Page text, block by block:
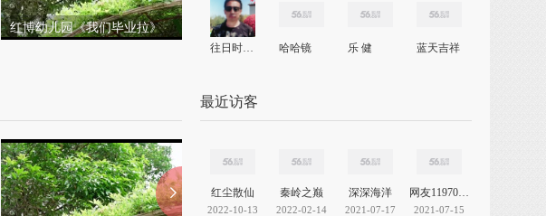
红博幼儿园《我们毕业拉》
往日时光SH 哈哈镜 乐 健 蓝天吉祥
最近访客
红尘散仙
2022-10-13
秦岭之巅
2022-02-14
深深海洋
2021-07-17
网友11970392147060695
2021-07-15